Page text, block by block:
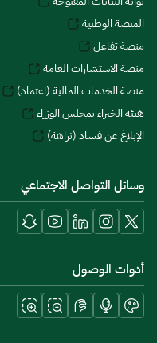
المنصة الوطنية
منصة تفاعل
منصة الاستشارات العامة
منصة الخدمات المالية (اعتماد)
هيئة الخبراء بمجلس الوزراء
الإبلاغ عن فساد (نزاهة)
وسائل التواصل الاجتماعي
أدوات الوصول